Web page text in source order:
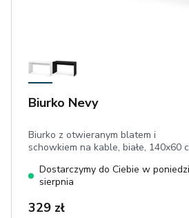
Biurko Nevy
Biurko z otwieranym blatem i
schowkiem na kable, białe, 140x60
Dostarczymy do Ciebie w
sierpnia
329 zł